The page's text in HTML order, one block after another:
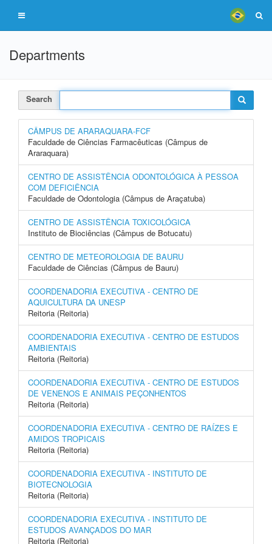
Departments
Search
CÂMPUS DE ARARAQUARA-FCF
Faculdade de Ciências Farmacêuticas (Câmpus de
Araraquara)
CENTRO DE ASSISTÊNCIA ODONTOLÓGICA À PESSOA
COM DEFICIÊNCIA
Faculdade de Odontologia (Câmpus de Araçatuba)
CENTRO DE ASSISTÊNCIA TOXICOLÓGICA
Instituto de Biociências (Câmpus de Botucatu)
CENTRO DE METEOROLOGIA DE BAURU
Faculdade de Ciências (Câmpus de Bauru)
COORDENADORIA EXECUTIVA - CENTRO DE
AQUICULTURA DA UNESP
Reitoria (Reitoria)
COORDENADORIA EXECUTIVA - CENTRO DE ESTUDOS
AMBIENTAIS
Reitoria (Reitoria)
COORDENADORIA EXECUTIVA - CENTRO DE ESTUDOS
DE VENENOS E ANIMAIS PEÇONHENTOS
Reitoria (Reitoria)
COORDENADORIA EXECUTIVA - CENTRO DE RAÍZES E
AMIDOS TROPICAIS
Reitoria (Reitoria)
COORDENADORIA EXECUTIVA - INSTITUTO DE
BIOTECNOLOGIA
Reitoria (Reitoria)
COORDENADORIA EXECUTIVA - INSTITUTO DE
ESTUDOS AVANÇADOS DO MAR
Reitoria (Reitoria)